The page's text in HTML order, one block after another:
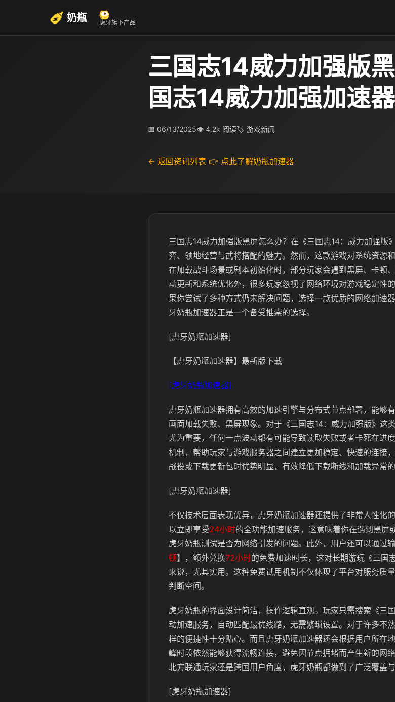
奶瓶 虎牙旗下产品
三国志14威力加强版
国志14威力加强加速
📅 06/13/2025👁 4.2k 阅读🏷 游戏新闻
← 返回资讯列表 👉 点此了解奶瓶加速器
三国志14威力加强版黑屏怎么办？在《三国志14：威力加强版
弈、领地经营与武将搭配的魅力。然而，这款游戏对系统资源
在加载战斗场景或剧本初始化时，部分玩家会遇到黑屏、卡顿
动更新和系统优化外，很多玩家忽视了网络环境对游戏稳定性
果你尝试了多种方式仍未解决问题，选择一款优质的网络加速
牙奶瓶加速器正是一个备受推崇的选择。
[虎牙奶瓶加速器]
【虎牙奶瓶加速器】最新版下载
[虎牙奶瓶加速器]
虎牙奶瓶加速器拥有高效的加速引擎与分布式节点部署，能够
画面加载失败、黑屏现象。对于《三国志14：威力加强版》这
尤为重要，任何一点波动都有可能导致读取失败或者卡死在进
机制，帮助玩家与游戏服务器之间建立更加稳定、快速的连接
战役或下载更新包时优势明显，有效降低下载断线和加载异常的
[虎牙奶瓶加速器]
不仅技术层面表现优异，虎牙奶瓶加速器还提供了非常人性化
以立即享受24小时的全功能加速服务，这意味着你在遇到黑屏
虎牙奶瓶测试是否为网络引发的问题。此外，用户还可以通过
顿】，额外兑换72小时的免费加速时长，这对长期游玩《三国
来说，尤其实用。这种免费试用机制不仅体现了平台对服务质
判断空间。
虎牙奶瓶的界面设计简洁，操作逻辑直观。玩家只需搜索《三
动加速服务，自动匹配最优线路，无需繁琐设置。对于许多不
样的便捷性十分贴心。而且虎牙奶瓶加速器还会根据用户所在
峰时段依然能够获得流畅连接，避免因节点拥堵而产生新的网
北方联通玩家还是跨国用户角度，虎牙奶瓶都做到了广泛覆盖与
[虎牙奶瓶加速器]